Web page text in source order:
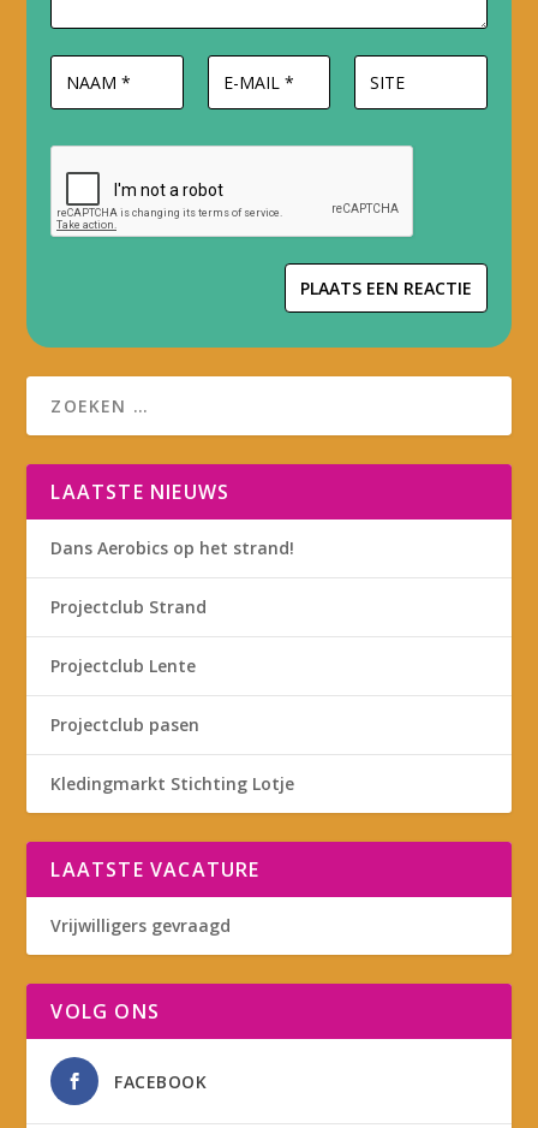
LAATSTE NIEUWS
Dans Aerobics op het strand!
Projectclub Strand
Projectclub Lente
Projectclub pasen
Kledingmarkt Stichting Lotje
LAATSTE VACATURE
Vrijwilligers gevraagd
VOLG ONS
FACEBOOK